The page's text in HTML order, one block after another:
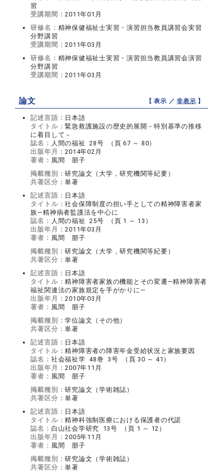
習
受講期間：2011年01月
研修名： 精神保健福祉士実習・演習担当教員講習会実習
分野講習
受講期間：2011年03月
研修名： 精神保健福祉士実習・演習担当教員講習会演習
分野講習
受講期間：2011年03月
論文 【 表示 ／非表示 】
記述言語： 日本語
タイトル：緊急救護施設の歴史的展開－特別基準の推移
に着目して－
誌名： 人間の福祉 28号 （頁 67 ～ 80）
出版年月：2014年02月
著者： 風間 朋子
掲載種別：研究論文（大学，研究機関等紀要）
共著区分：単著
記述言語： 日本語
タイトル：社会保障制度の担い手としての精神障害者家
族―精神病者監護法を中心に
誌名： 人間の福祉 25号 （頁 1 ～ 13）
出版年月：2011年03月
著者： 風間 朋子
掲載種別：研究論文（大学，研究機関等紀要）
共著区分：単著
記述言語： 日本語
タイトル：精神障害者家族の機能とその変遷―精神障害者
福祉関連法の家族規定を手がかりに―
出版年月：2010年03月
著者： 風間 朋子
掲載種別：学位論文（その他）
共著区分：単著
記述言語： 日本語
タイトル：精神障害者の障害年金受給状況と家族要因
誌名： 社会福祉学 48巻 3号 （頁 30 ～ 41）
出版年月：2007年11月
著者： 風間 朋子
掲載種別：研究論文（学術雑誌）
共著区分：単著
記述言語： 日本語
タイトル：精神科強制医療における保護者の代諾
誌名： 白山社会学研究 13号 （頁 1 ～ 12）
出版年月：2005年11月
著者： 風間 朋子
掲載種別：研究論文（学術雑誌）
共著区分：単著